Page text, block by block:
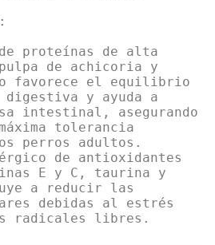
de proteínas de alta
de achicoria y
favorece el equilibrio
y ayuda a
intestinal, asegurando
tolerancia
perros adultos.
de antioxidantes
E y C, taurina y
a reducir las
debidas al estrés
radicales libres.